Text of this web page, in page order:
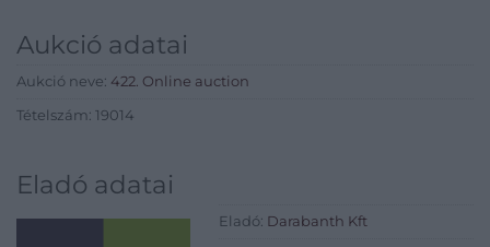
Aukció adatai
Aukció neve: 422. Online auction
Tételszám: 19014
Eladó adatai
Eladó: Darabanth Kft